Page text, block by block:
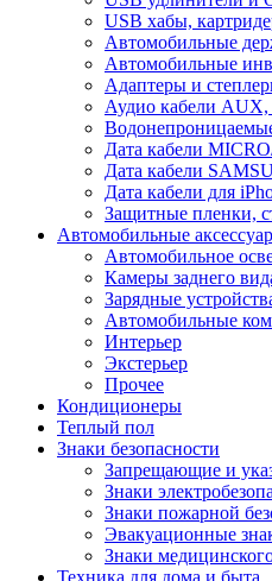
USB хабы,
Автомобильные
Автомобильные
Адаптеры и
Аудио кабели AUX,
Дата кабели
Дата кабели
Дата кабели для
Защитные пленки,
Автомобильные
Автомобильное
Камеры заднего
Зарядные
Автомобильные
Интерьер
Экстерьер
Прочее
Кондиционеры
Теплый пол
Знаки безопасности
Запрещающие и
Знаки
Знаки пожарной
Эвакуационные
Знаки
Техника для дома и быта